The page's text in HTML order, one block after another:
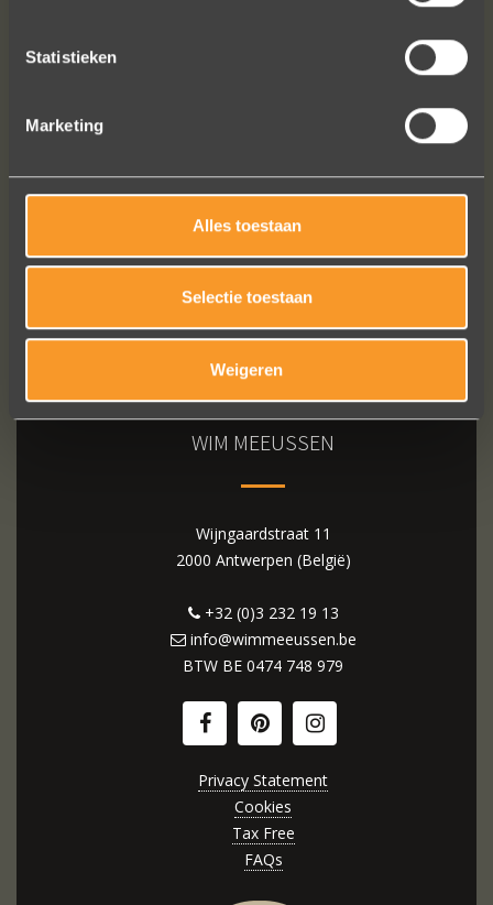
Statistieken
Marketing
Alles toestaan
Selectie toestaan
Weigeren
WIM MEEUSSEN
Wijngaardstraat 11
2000 Antwerpen (België)
+32 (0)3 232 19 13
info@wimmeeussen.be
BTW BE 0474 748 979
Privacy Statement
Cookies
Tax Free
FAQs